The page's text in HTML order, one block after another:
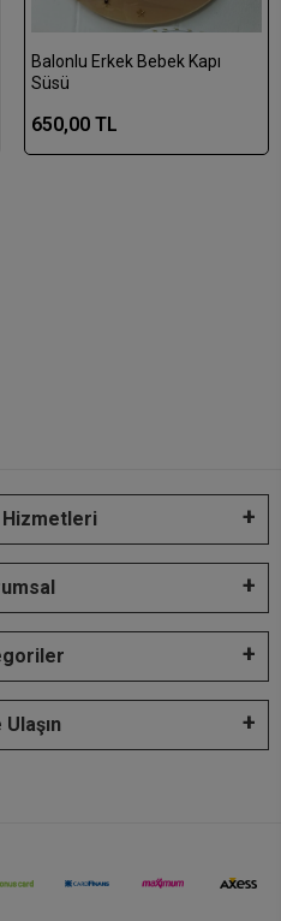
Balonlu Erkek Bebek Kapı
Süsü
650,00 TL
Ulaşın